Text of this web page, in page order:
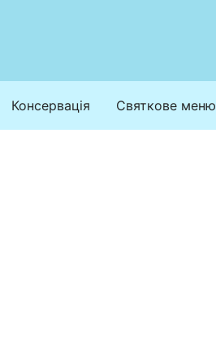
Консервація Святкове меню